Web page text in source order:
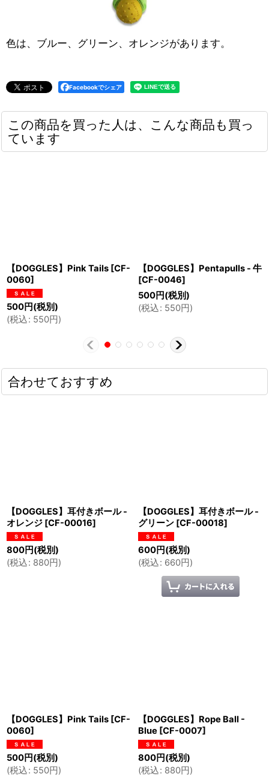
色は、ブルー、グリーン、オレンジがあります。
Facebookでシェア
この商品を買った人は、こんな商品も買っ
ています
【DOGGLES】Pink Tails [CF-
0060]
500円(税別)
(税込: 550円)
【DOGGLES】Pentapulls - 牛
[CF-0046]
500円(税別)
(税込: 550円)
合わせておすすめ
【DOGGLES】耳付きボール -
オレンジ [CF-00016]
800円(税別)
(税込: 880円)
【DOGGLES】耳付きボール -
グリーン [CF-00018]
600円(税別)
(税込: 660円)
【DOGGLES】Pink Tails [CF-
0060]
500円(税別)
(税込: 550円)
【DOGGLES】Rope Ball -
Blue [CF-0007]
800円(税別)
(税込: 880円)